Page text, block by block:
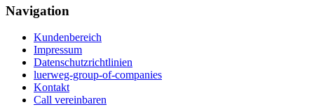
Navigation
Kundenbereich
Impressum
Datenschutzrichtlinien
luerweg-group-of-companies
Kontakt
Call vereinbaren